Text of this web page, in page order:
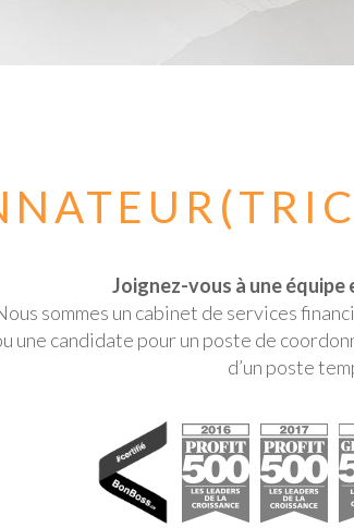
Joignez-vous à une équipe
sommes un cabinet de services
une candidate pour un poste de
d’un poste